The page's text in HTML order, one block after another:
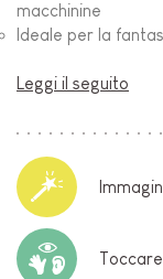
macchinine
Ideale per la
Leggi il seguito